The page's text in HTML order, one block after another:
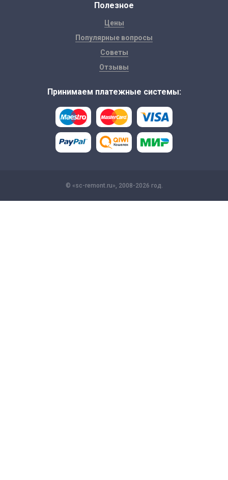
Полезное
Цены
Популярные вопросы
Советы
Отзывы
Принимаем платежные системы:
© «sc-remont.ru», 2008-2026 год.